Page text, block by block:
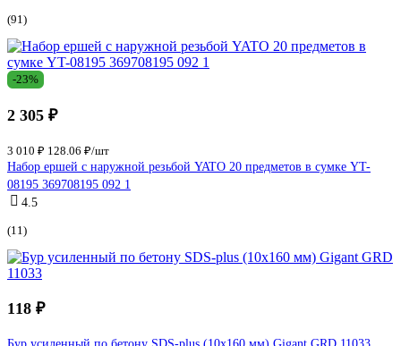
(91)
-23%
2 305 ₽
3 010 ₽ 128.06 ₽/шт
Набор ершей с наружной резьбой YATO 20 предметов в сумке YT-
08195 369708195 092 1
4.5
(11)
118 ₽